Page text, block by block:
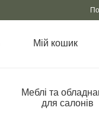
Мій кошик
Меблі та
для салонів